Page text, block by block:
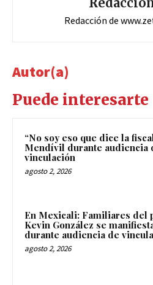
Redacción de
Autor(a)
Puede interesarte
“No soy eso que dice la
Mendívil durante audiencia
vinculación
agosto 2, 2026
En Mexicali: Familiares del
Kevin González se
durante audiencia de
agosto 2, 2026